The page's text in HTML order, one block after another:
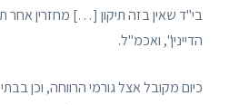
בי"ד שאין בזה תיקון […] מחזרין אחר
הדיינין", ואכמ"ל.
כיום מקובל אצל גורמי הרווחה, וכן